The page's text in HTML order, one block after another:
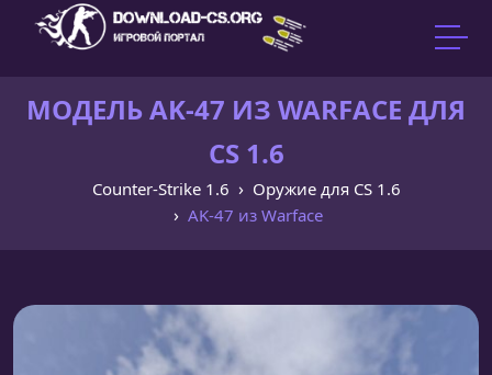
МОДЕЛЬ AK-47 ИЗ WARFACE ДЛЯ
CS 1.6
Counter-Strike 1.6
Оружие для CS 1.6
AK-47 из Warface